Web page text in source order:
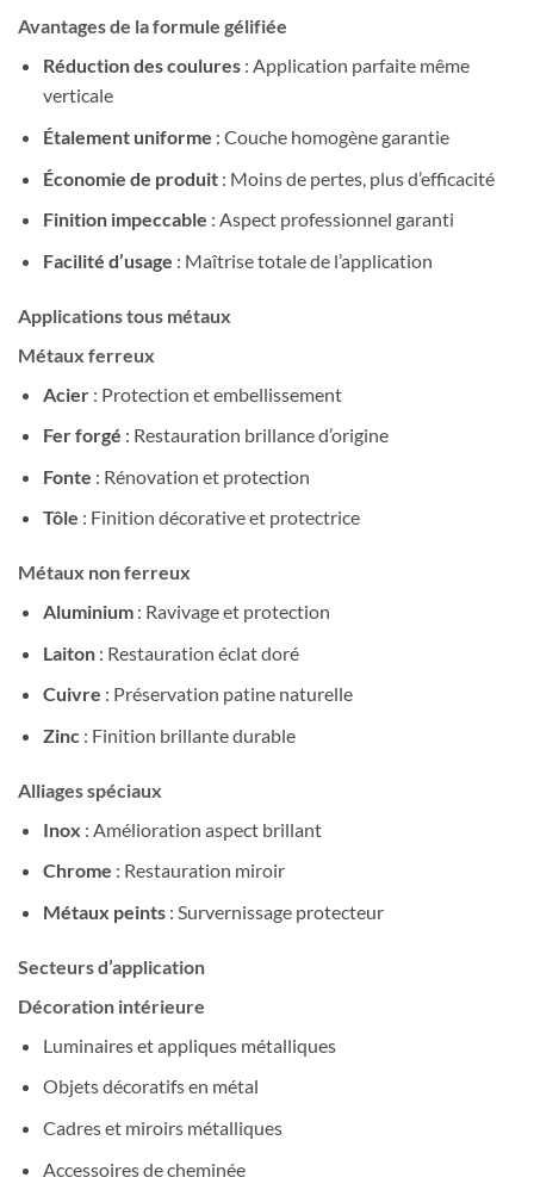
Avantages de la formule gélifiée
Réduction des coulures: Application parfaite même
verticale
Étalement uniforme : Couche homogène garantie
Économie de produit: Moins de pertes, plus d’efficacité
Finition impeccable : Aspect professionnel garanti
Facilité d’usage : Maîtrise totale de l’application
Applications tous métaux
Métaux ferreux
Acier: Protection et embellissement
Fer forgé : Restauration brillance d’origine
Fonte : Rénovation et protection
Tôle : Finition décorative et protectrice
Métaux non ferreux
Aluminium: Ravivage et protection
Laiton: Restauration éclat doré
Cuivre : Préservation patine naturelle
Zinc: Finition brillante durable
Alliages spéciaux
Inox : Amélioration aspect brillant
Chrome : Restauration miroir
Métaux peints: Survernissage protecteur
Secteurs d’application
Décoration intérieure
Luminaires et appliques métalliques
Objets décoratifs en métal
Cadres et miroirs métalliques
Accessoires de cheminée